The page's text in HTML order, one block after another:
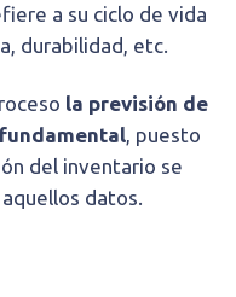
a su ciclo de vida
durabilidad, etc.
la previsión de
, puesto
del inventario se
datos.